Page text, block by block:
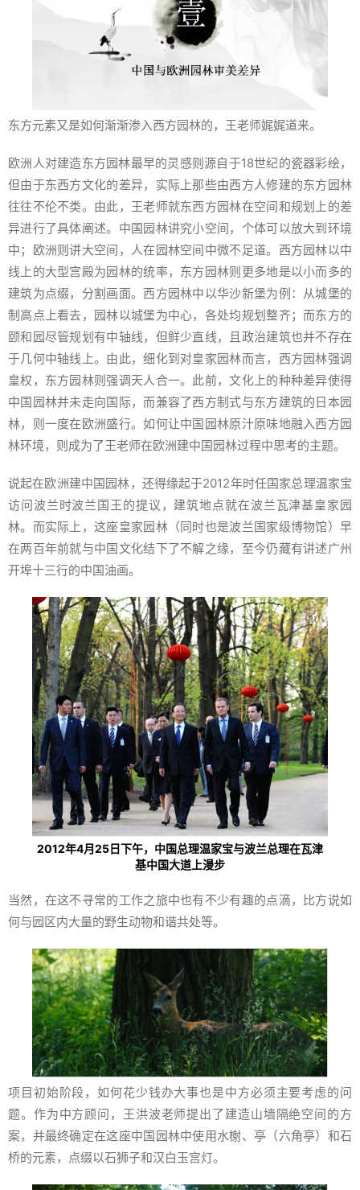
东方元素又是如何渐渐渗入西方园林的，王老师娓娓道来。
欧洲人对建造东方园林最早的灵感则源自于18世纪的瓷器彩绘，
但由于东西方文化的差异，实际上那些由西方人修建的东方园林
往往不伦不类。由此，王老师就东西方园林在空间和规划上的差
异进行了具体阐述。中国园林讲究小空间，个体可以放大到环境
中；欧洲则讲大空间，人在园林空间中微不足道。西方园林以中
线上的大型宫殿为园林的统率，东方园林则更多地是以小而多的
建筑为点缀，分割画面。西方园林中以华沙新堡为例：从城堡的
制高点上看去，园林以城堡为中心，各处均规划整齐；而东方的
颐和园尽管规划有中轴线，但鲜少直线，且政治建筑也并不存在
于几何中轴线上。由此，细化到对皇家园林而言，西方园林强调
皇权，东方园林则强调天人合一。此前，文化上的种种差异使得
中国园林并未走向国际，而兼容了西方制式与东方建筑的日本园
林，则一度在欧洲盛行。如何让中国园林原汁原味地融入西方园
林环境，则成为了王老师在欧洲建中国园林过程中思考的主题。
说起在欧洲建中国园林，还得缘起于2012年时任国家总理温家宝
访问波兰时波兰国王的提议，建筑地点就在波兰瓦津基皇家园
林。而实际上，这座皇家园林（同时也是波兰国家级博物馆）早
在两百年前就与中国文化结下了不解之缘，至今仍藏有讲述广州
开埠十三行的中国油画。
2012年4月25日下午，中国总理温家宝与波兰总理在瓦津
基中国大道上漫步
当然，在这不寻常的工作之旅中也有不少有趣的点滴，比方说如
何与园区内大量的野生动物和谐共处等。
项目初始阶段，如何花少钱办大事也是中方必须主要考虑的问
题。作为中方顾问，王洪波老师提出了建造山墙隔绝空间的方
案，并最终确定在这座中国园林中使用水榭、亭（六角亭）和石
桥的元素，点缀以石狮子和汉白玉宫灯。